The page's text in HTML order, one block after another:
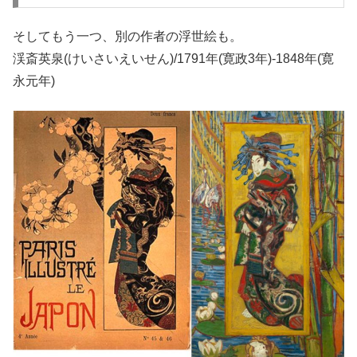
そしてもう一つ、別の作者の浮世絵も。
渓斎英泉(けいさいえいせん)/1791年(寛政3年)-1848年(寛
永元年)